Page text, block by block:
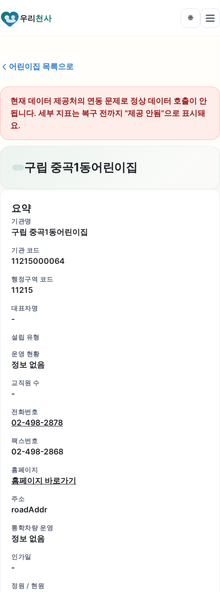
우리천사 🌐
어린이집 목록으로
현재 데이터 제공처의 연동 문제로 정상 데이터 호출이 안
됩니다. 세부 지표는 복구 전까지 "제공 안됨"으로 표시돼
요.
구립 중곡1동어린이집
요약
기관명
구립 중곡1동어린이집
기관 코드
11215000064
행정구역 코드
11215
대표자명
-
설립 유형
운영 현황
정보 없음
교직원 수
-
전화번호
02-498-2878
팩스번호
02-498-2868
홈페이지
홈페이지 바로가기
주소
roadAddr
통학차량 운영
정보 없음
인가일
-
정원 / 현원